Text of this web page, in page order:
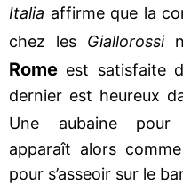
Italia affirme que la
chez les Giallorossi
Rome est satisfaite
dernier est heureux
Une aubaine pour
apparaît alors
pour s’asseoir sur le